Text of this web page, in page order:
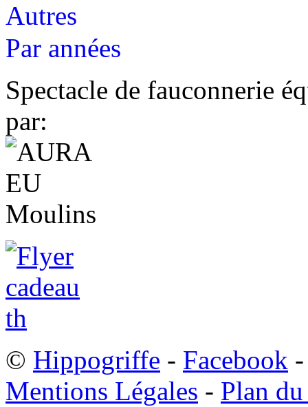
Autres
Par années
Spectacle de fauconnerie
par:
© Hippogriffe - Facebook
Mentions Légales - Plan